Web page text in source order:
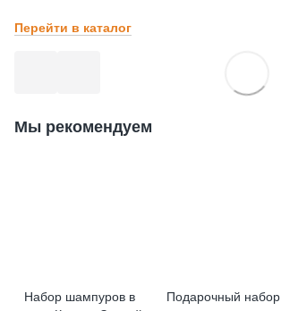
Перейти в каталог
Мы рекомендуем
Набор шампуров в
Подарочный набор